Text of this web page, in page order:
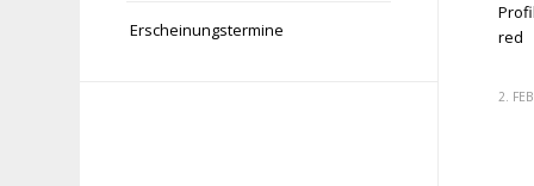
Erscheinungstermine
red
2.